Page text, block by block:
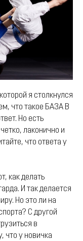
я столкнулся
что такое БАЗА В
Но есть
лаконично и
что ответа у
как делать
И так делается
Но это ли на
С другой
в
что у новичка